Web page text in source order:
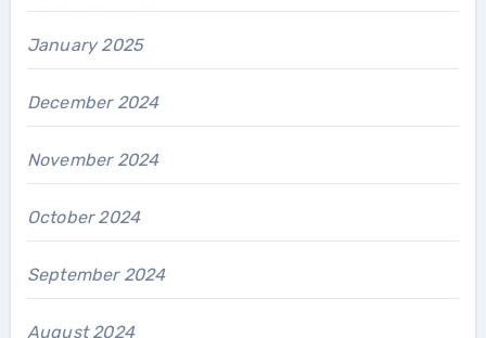
January 2025
December 2024
November 2024
October 2024
September 2024
August 2024